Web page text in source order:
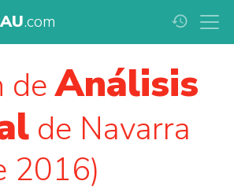
.com history
deAnálisis
de Navarra
2016)